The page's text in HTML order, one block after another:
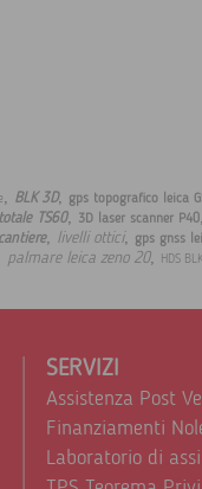
, BLK 3D, gps topografico leica
TS60, 3D laser scanner P40
, livelli ottici, gps gnss
palmare leica zeno 20, HDS
SERVIZI
Assistenza Post
Finanziamenti
Laboratorio di